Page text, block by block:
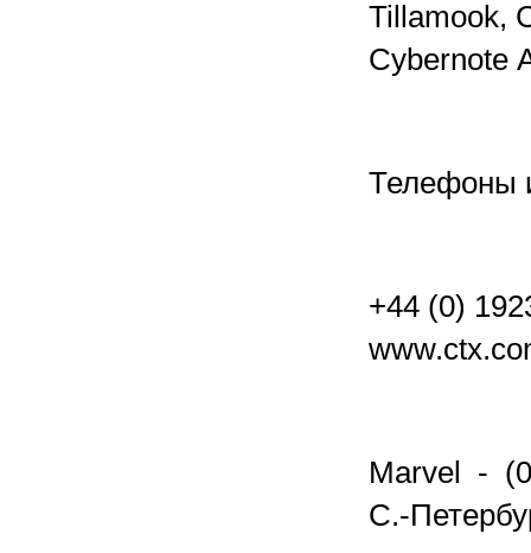
Tillamook,
Cybernote
Телефоны
+44 (0)
Marvel -
С.-